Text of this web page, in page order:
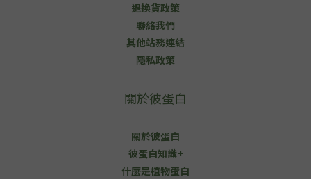
退換貨政策
聯絡我們
其他站務連結
隱私政策
關於彼蛋白
關於彼蛋白
彼蛋白知識+
什麼是植物蛋白